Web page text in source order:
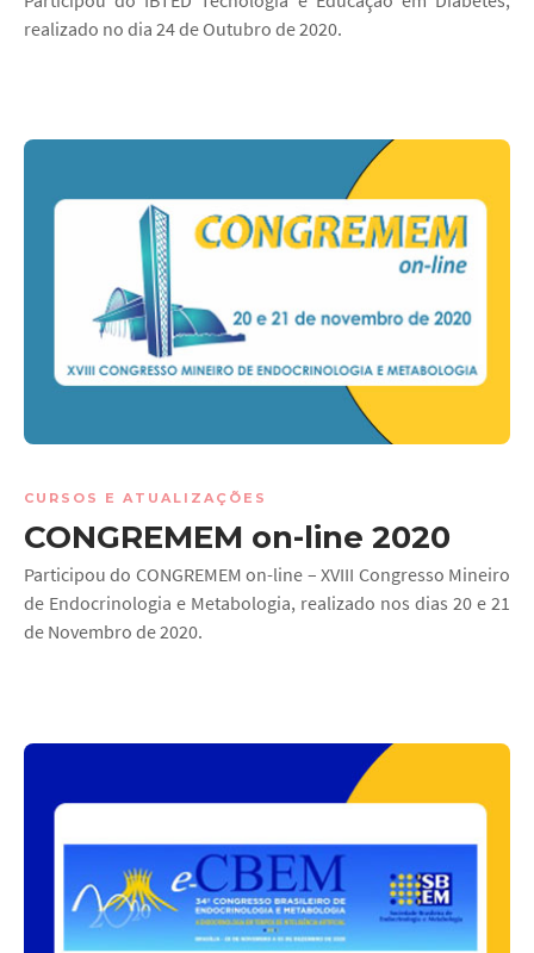
realizado no dia 24 de Outubro de 2020.
CURSOS E ATUALIZAÇÕES
CONGREMEM on-line 2020
Participou do CONGREMEM on-line – XVIII Congresso Mineiro
de Endocrinologia e Metabologia, realizado nos dias 20 e 21
de Novembro de 2020.